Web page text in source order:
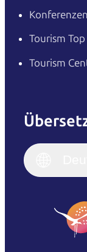
Tourism Top
Tourism
English
Français